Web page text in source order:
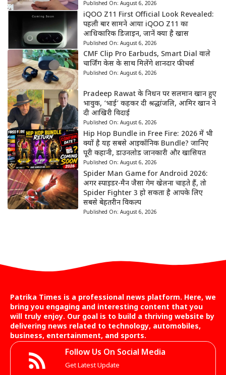
Published On: August 6, 2026
iQOO Z11 First Official Look Revealed:
पहली बार सामने आया iQOO Z11 का
आधिकारिक डिजाइन, जानें क्या है खास
Published On: August 6, 2026
CMF Clip Pro Earbuds, Smart Dial वाले
चार्जिंग केस के साथ मिलेंगे शानदार फीचर्स
Published On: August 6, 2026
Pradeep Rawat के निधन पर सलमान खान हुए
भावुक, ‘भाई’ कहकर दी श्रद्धांजलि, आमिर खान ने
दी आखिरी विदाई
Published On: August 6, 2026
Hip Hop Bundle in Free Fire: 2026 में भी
क्यों है यह सबसे आइकॉनिक Bundle? जानिए
पूरी कहानी, डाउनलोड जानकारी और खासियत
Published On: August 6, 2026
Spider Man Game for Android 2026:
अगर स्पाइडर-मैन जैसा गेम खेलना चाहते हैं, तो
Spider Fighter 3 हो सकता है आपके लिए
सबसे बेहतरीन विकल्प
Published On: August 6, 2026
Patrika Times is a professional news platform. Here, we
bring you engaging and interesting content that you
will truly enjoy. Our goal is to build a thriving website by
delivering news related to technology, automobiles,
business, entertainment, and sports.
Follow Us On Social Media
Get Latest Update